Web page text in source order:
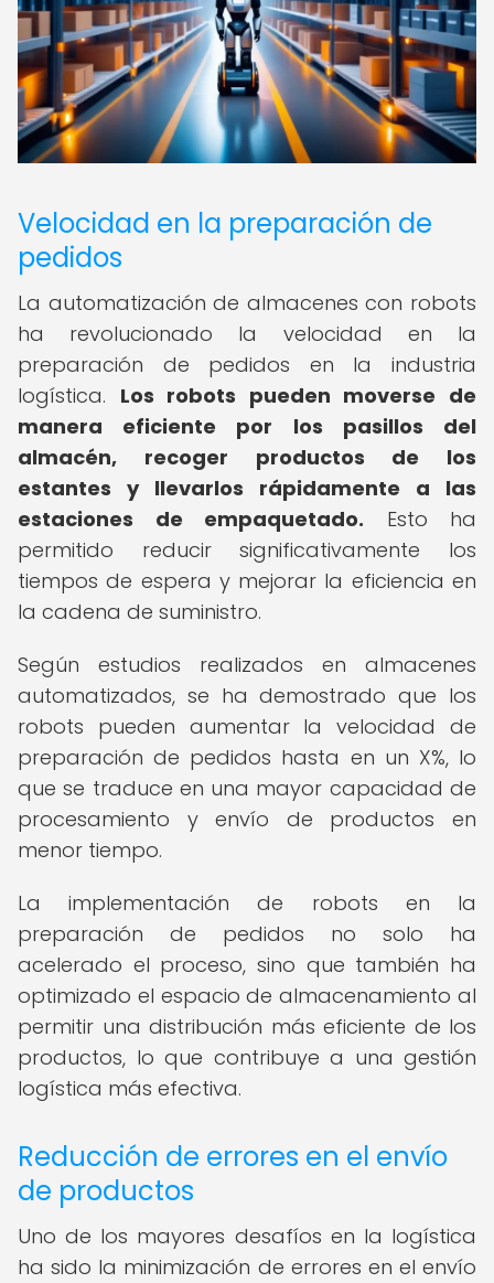
Velocidad en la preparación de
pedidos
La automatización de almacenes con robots
ha revolucionado la velocidad en la
preparación de pedidos en la industria
logística. Los robots pueden moverse de
manera eficiente por los pasillos del
almacén, recoger productos de los
estantes y llevarlos rápidamente a las
estaciones de empaquetado. Esto ha
permitido reducir significativamente los
tiempos de espera y mejorar la eficiencia en
la cadena de suministro.
Según estudios realizados en almacenes
automatizados, se ha demostrado que los
robots pueden aumentar la velocidad de
preparación de pedidos hasta en un X%, lo
que se traduce en una mayor capacidad de
procesamiento y envío de productos en
menor tiempo.
La implementación de robots en la
preparación de pedidos no solo ha
acelerado el proceso, sino que también ha
optimizado el espacio de almacenamiento al
permitir una distribución más eficiente de los
productos, lo que contribuye a una gestión
logística más efectiva.
Reducción de errores en el envío
de productos
Uno de los mayores desafíos en la logística
ha sido la minimización de errores en el envío